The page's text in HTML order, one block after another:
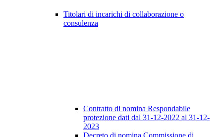
Titolari di incarichi di collaborazione o
consulenza
Contratto di nomina Respondabile
protezione dati dal 31-12-2022 al 31-12-
2023